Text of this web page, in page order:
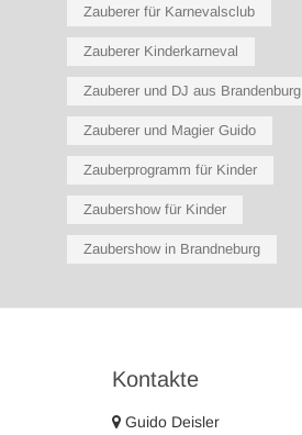
Zauberer für Karnevalsclub
Zauberer Kinderkarneval
Zauberer und DJ aus Brandenburg
Zauberer und Magier Guido
Zauberprogramm für Kinder
Zaubershow für Kinder
Zaubershow in Brandneburg
Kontakte
Guido Deisler